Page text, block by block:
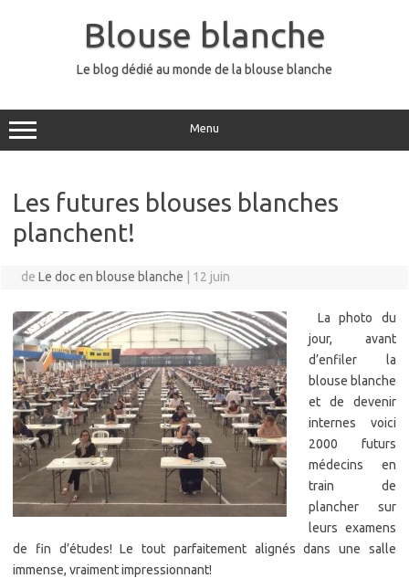
Blouse blanche
Le blog dédié au monde de la blouse blanche
Menu
Les futures blouses blanches
planchent!
de Le doc en blouse blanche 12 juin
La photo du
jour, avant
d’enfiler la
blouse blanche
et de devenir
internes voici
2000 futurs
médecins en
train de
plancher sur
leurs examens
de fin d’études! Le tout parfaitement alignés dans une salle
immense, vraiment impressionnant!